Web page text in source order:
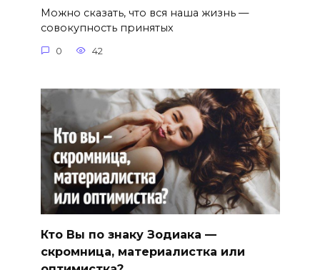
Можно сказать, что вся наша жизнь —
совокупность принятых
0 42
Кто Вы по знаку Зодиака —
скромница, материалистка или